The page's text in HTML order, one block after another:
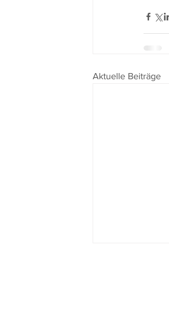
Aktuelle Beiträge